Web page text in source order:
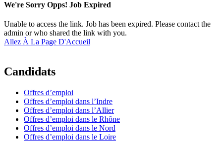
We're Sorry Opps! Job Expired
Unable to access the link. Job has been expired. Please contact the
admin or who shared the link with you.
Allez À La Page D'Accueil
Candidats
Offres d’emploi
Offres d’emploi dans l’Indre
Offres d’emploi dans l’Allier
Offres d’emploi dans le Rhône
Offres d’emploi dans le Nord
Offres d’emploi dans le Loire